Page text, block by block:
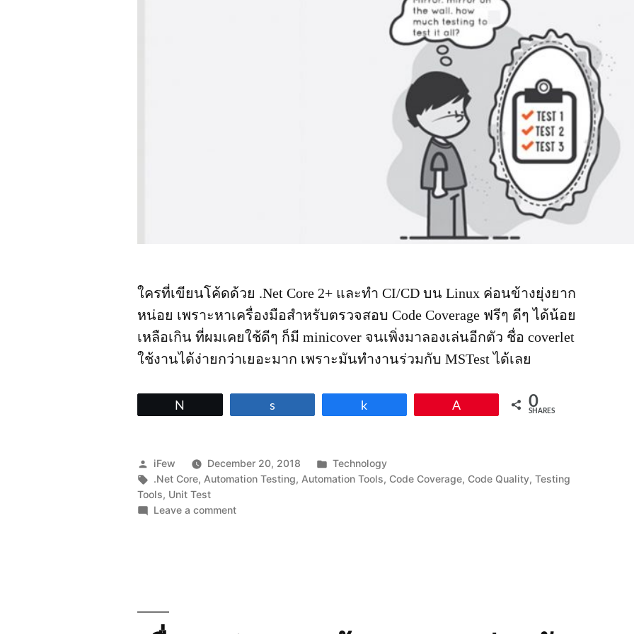
ใครที่เขียนโค้ดด้วย .Net Core 2+ และทำ CI/CD บน Linux ค่อนข้างยุ่งยาก
หน่อย เพราะหาเครื่องมือสำหรับตรวจสอบ Code Coverage ฟรีๆ ดีๆ ได้น้อย
เหลือเกิน ที่ผมเคยใช้ดีๆ ก็มี minicover จนเพิ่งมาลองเล่นอีกตัว ชื่อ coverlet
ใช้งานได้ง่ายกว่าเยอะมาก เพราะมันทำงานร่วมกับ MSTest ได้เลย
0
SHARES
Posted
by
iFew December 20, 2018
Posted
in
Technology
Tags:
.Net Core, Automation Testing, Automation Tools, Code Coverage, Code Quality,Testing
Tools, Unit Test
Leave a commenton